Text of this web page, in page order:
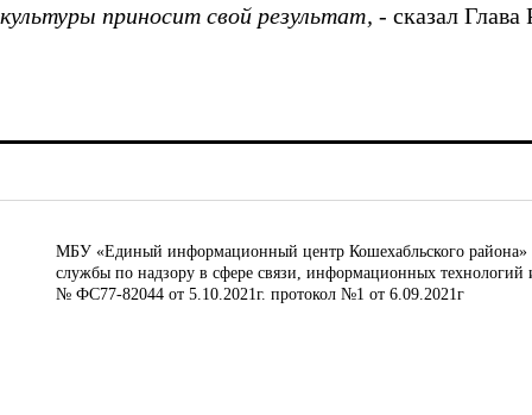
культуры приносит свой результат, - сказал Глава
МБУ «Единый информационный центр Кошехабльского района»
службы по надзору в сфере связи, информационных
№ ФС77-82044 от 5.10.2021г. протокол №1 от 6.09.2021г